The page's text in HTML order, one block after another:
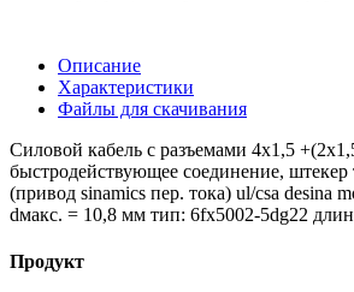
Описание
Характеристики
Файлы для скачивания
Силовой кабель с разъемами 4x1,5
быстродействующее соединение, штекер
(привод sinamics пер. тока) ul/csa desina
dмакс. = 10,8 мм тип: 6fx5002-5dg22
Продукт